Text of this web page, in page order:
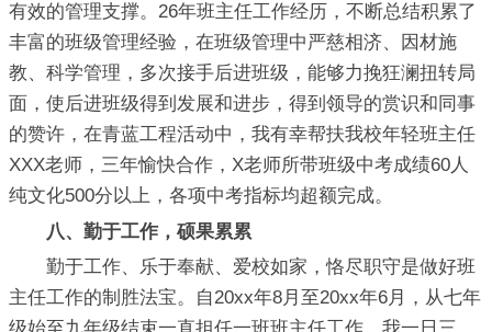
有效的管理支撑。26年班主任工作经历，不断总结积累了
丰富的班级管理经验，在班级管理中严慈相济、因材施
教、科学管理，多次接手后进班级，能够力挽狂澜扭转局
面，使后进班级得到发展和进步，得到领导的赏识和同事
的赞许，在青蓝工程活动中，我有幸帮扶我校年轻班主任
XXX老师，三年愉快合作，X老师所带班级中考成绩60人
纯文化500分以上，各项中考指标均超额完成。
八、勤于工作，硕果累累
勤于工作、乐于奉献、爱校如家，恪尽职守是做好班
主任工作的制胜法宝。自20xx年8月至20xx年6月，从七年